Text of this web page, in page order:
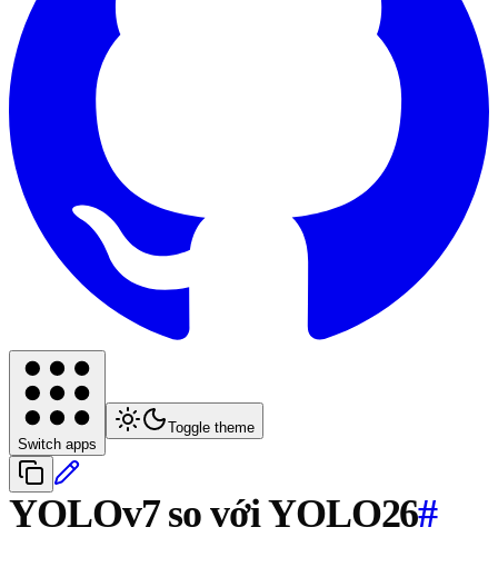
Switch apps
Toggle theme
YOLOv7 so với YOLO26#